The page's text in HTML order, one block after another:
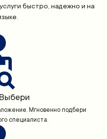
быстро, надежно и на
Мгновенно подбери
специалиста.